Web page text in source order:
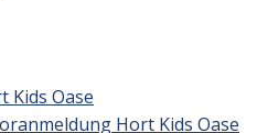
Kids Oase
Hort Kids Oase